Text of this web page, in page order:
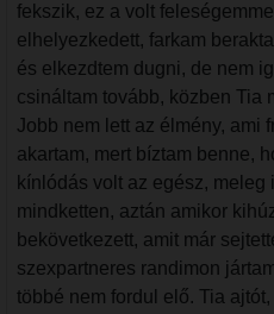
fekszik, ez a volt
elhelyezkedett, farkam
és elkezdtem dugni, de nem
csináltam tovább, közben Tia
Jobb nem lett az élmény, ami
akartam, mert bíztam benne,
kínlódás volt az egész, meleg
mindketten, aztán amikor
bekövetkezett, amit már
szexpartneres randimon
többé nem fordul elő. Tia